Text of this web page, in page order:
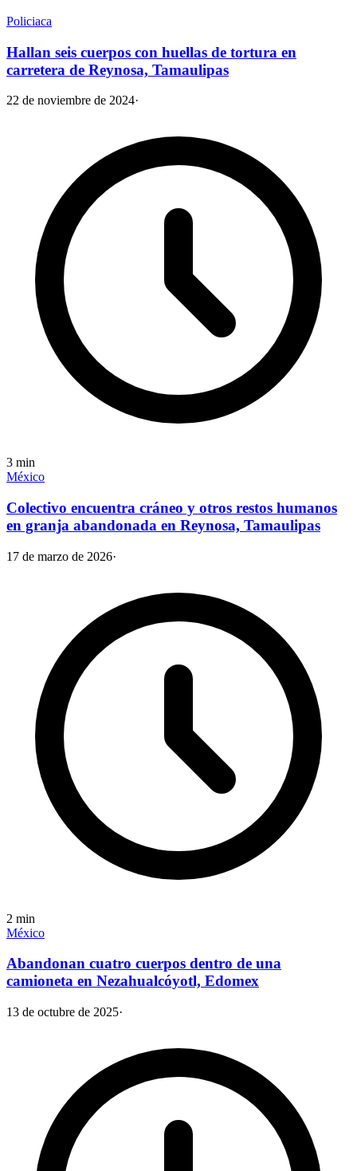
Policiaca
Hallan seis cuerpos con huellas de tortura en
carretera de Reynosa, Tamaulipas
22 de noviembre de 2024·
3 min
México
Colectivo encuentra cráneo y otros restos humanos
en granja abandonada en Reynosa, Tamaulipas
17 de marzo de 2026·
2 min
México
Abandonan cuatro cuerpos dentro de una
camioneta en Nezahualcóyotl, Edomex
13 de octubre de 2025·